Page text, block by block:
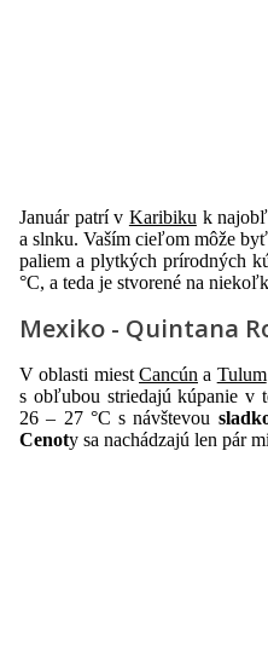
Január patrí v Karibiku k
a slnku. Vaším cieľom môže byť
paliem a plytkých prírodných
°C, a teda je stvorené na
Mexiko - Quintana
V oblasti miest Cancún a Tulum
s obľubou striedajú kúpanie v
26 – 27 °C s návštevou
Cenoty sa nachádzajú len pár